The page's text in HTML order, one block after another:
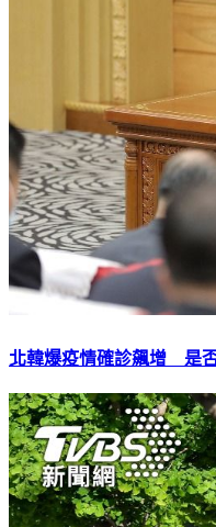
北韓爆疫情確診飆增 是